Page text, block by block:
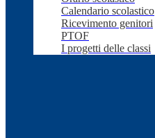
Calendario scolastico
Ricevimento genitori
PTOF
I progetti delle classi